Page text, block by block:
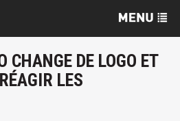
CHANGE DE LOGO ET
LES